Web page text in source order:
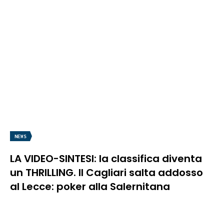
NEWS
LA VIDEO-SINTESI: la classifica diventa
un THRILLING. Il Cagliari salta addosso
al Lecce: poker alla Salernitana